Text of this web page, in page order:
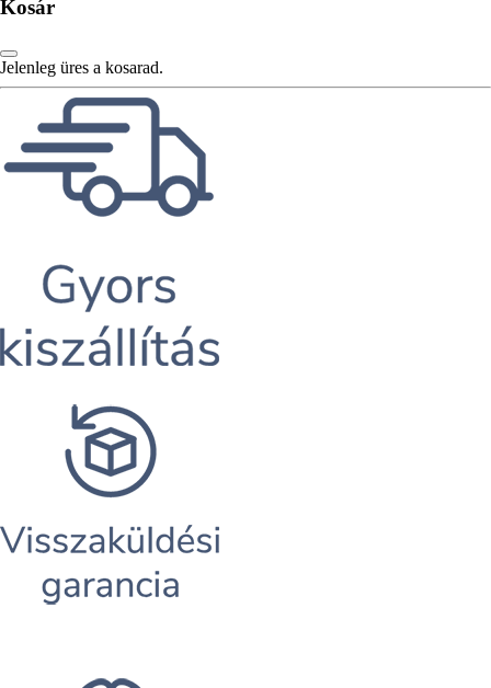
Kosár
Jelenleg üres a kosarad.